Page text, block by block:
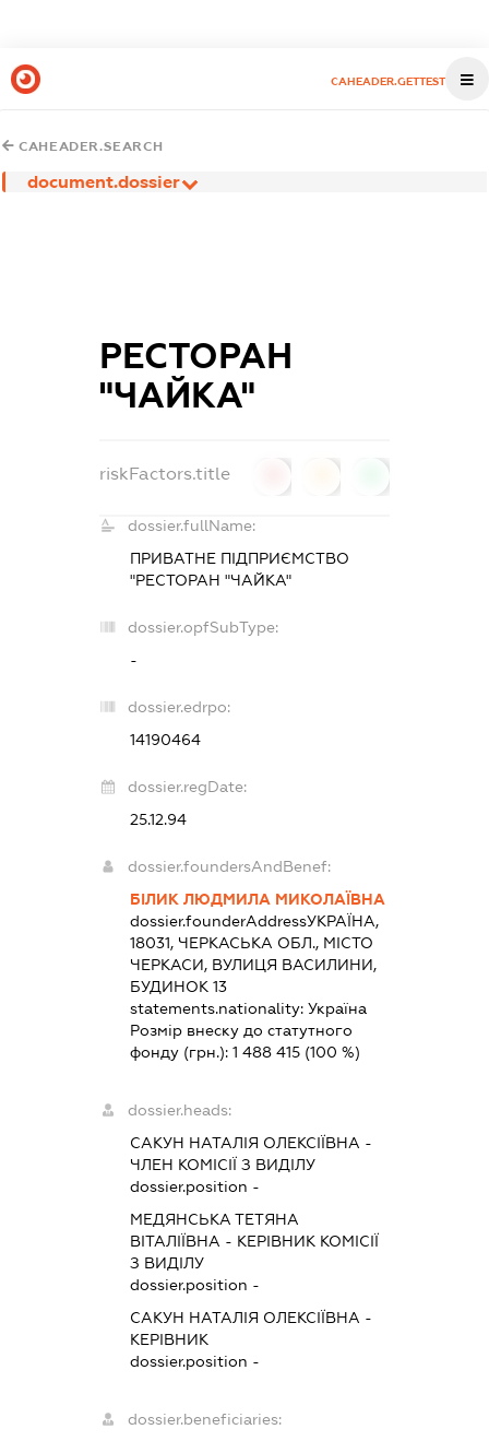
CAHEADER.GETTEST
CAHEADER.SEARCH
document.dossier
РЕСТОРАН
"ЧАЙКА"
riskFactors.title
dossier.fullName:
ПРИВАТНЕ ПІДПРИЄМСТВО
"РЕСТОРАН "ЧАЙКА"
dossier.opfSubType:
-
dossier.edrpo:
14190464
dossier.regDate:
25.12.94
dossier.foundersAndBenef:
БІЛИК ЛЮДМИЛА МИКОЛАЇВНА
dossier.founderAddressУКРАЇНА,
18031, ЧЕРКАСЬКА ОБЛ., МІСТО
ЧЕРКАСИ, ВУЛИЦЯ ВАСИЛИНИ,
БУДИНОК 13
statements.nationality: Україна
Розмір внеску до статутного
фонду (грн.): 1 488 415(100 %)
dossier.heads:
САКУН НАТАЛІЯ ОЛЕКСІЇВНА -
ЧЛЕН КОМІСІЇ З ВИДІЛУ
dossier.position -
МЕДЯНСЬКА ТЕТЯНА
ВІТАЛІЇВНА - КЕРІВНИК КОМІСІЇ
З ВИДІЛУ
dossier.position -
САКУН НАТАЛІЯ ОЛЕКСІЇВНА -
КЕРІВНИК
dossier.position -
dossier.beneficiaries: